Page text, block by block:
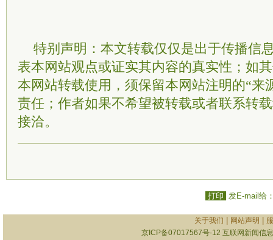
特别声明：本文转载仅仅是出于传播信
表本网站观点或证实其内容的真实性；如
本网站转载使用，须保留本网站注明的“来
责任；作者如果不希望被转载或者联系转
接洽。
打印 发E-mail给
关于我们 网站声明
京ICP备07017567号-12 互联网新闻信